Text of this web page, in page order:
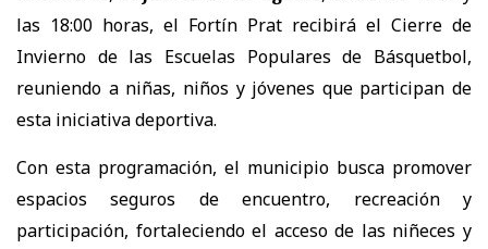
las 18:00 horas, el Fortín Prat recibirá el Cierre de
Invierno de las Escuelas Populares de Básquetbol,
reuniendo a niñas, niños y jóvenes que participan de
esta iniciativa deportiva.
Con esta programación, el municipio busca promover
espacios seguros de encuentro, recreación y
participación, fortaleciendo el acceso de las niñeces y